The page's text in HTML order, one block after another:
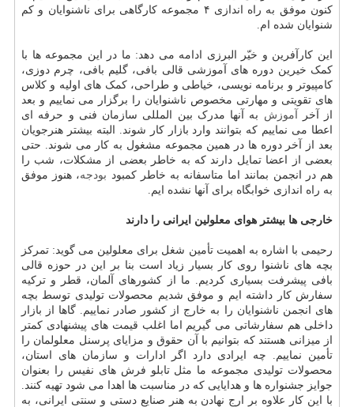
کنون موفق به راه اندازی ۴ مجموعه کارگاهی برای ناشنوایان و کم
شنوایان شده ام.
این کارآفرین و خیّر البرزی ادامه می دهد: ما در این مجموعه ها با
کمک خیرین دوره های آموزشی قالی بافی، گلیم بافی، چرم دوزی،
کامپیوتر و برنامه نویسی، خیاطی و طراحی، کمک های اولیه و کلاس
های تقویتی و مهارتی مخصوص ناشنوایان را برگزار می نماییم و بعد
از آخر
آموزش به آنها مدرک بین المللی سازمان فنی و حرفه ای
اعطا می نماییم که بتوانند وارد بازار کار شوند. البته بیشتر هنرجویان
بعد از آخر دوره ها در همین مجموعه مشغول به کار می شوند. حتی
بعضی از اعضا تمایل دارند که به خاطر بعضی از مشکلات، شب را
هم در انجمن بمانند اما متاسفانه به خاطر کمبود بودجه، هنوز موفق
به راه اندازی خوابگاه برای آنها نشده ایم.
خارجی ها بیشتر هوای معلولین ایرانی را دارند
رحیمی با اشاره به اهمیت تأمین شغل برای معلولین می گوید: تمرکز
بچه های ناشنوا روی کار بسیار زیاد است بنا بر این در حوزه قالی
بافی پیشرفت بسیاری کردیم. ما از کشورهای آلمان، قطر و ترکیه
سفارش کار داشته ایم و موفق شدیم محصولات تولیدی توسط بچه
های انجمن ناشنوایان را به خارج از کشور صادر نماییم. گاها از بازار
داخلی هم سفارشاتی می گیریم اما اغلب قیمت های پیشنهادی کمتر
از میزانی هستند که بتوانیم با آن حقوق و مزایای پرسنل معلولمان را
تأمین نماییم. چه ایرادی دارد اگر ادارات و سازمان های استان،
محصولات تولیدی مجموعه ما مثل تابلو فرش های نفیس را بعنوان
جوایز جشنواره ها و هدایایی که در مناسبت ها اهدا می شود تهیه کنند.
با این کار علاوه بر ارج نهادن به هنر صنایع دستی و سنتی ایرانی، به